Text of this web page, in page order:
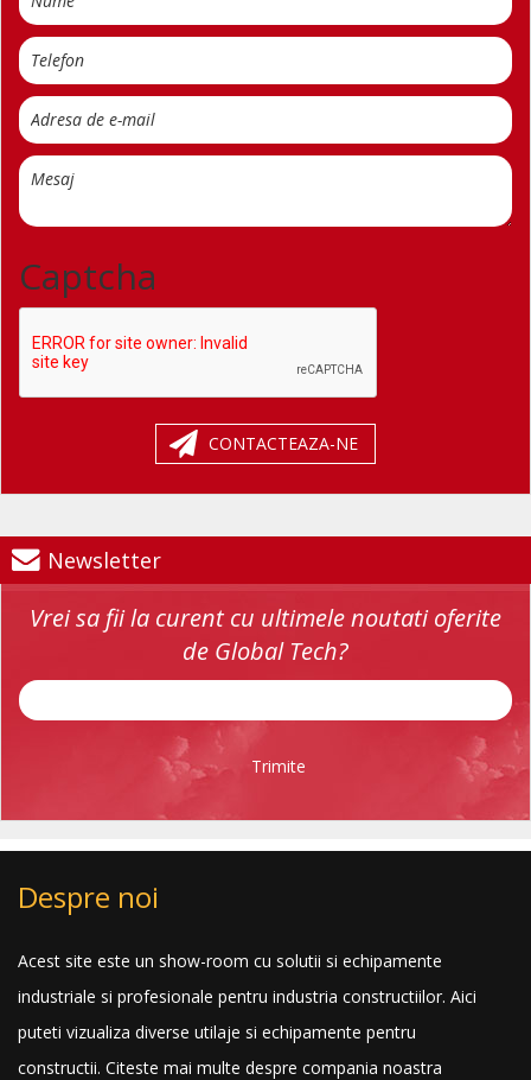
Captcha
CONTACTEAZA-NE
Newsletter
Vrei sa fii la curent cu ultimele noutati oferite
de Global Tech?
Trimite
Despre noi
Acest site este un show-room cu solutii si echipamente
industriale si profesionale pentru industria constructiilor. Aici
puteti vizualiza diverse utilaje si echipamente pentru
constructii. Citeste mai multe despre compania noastra